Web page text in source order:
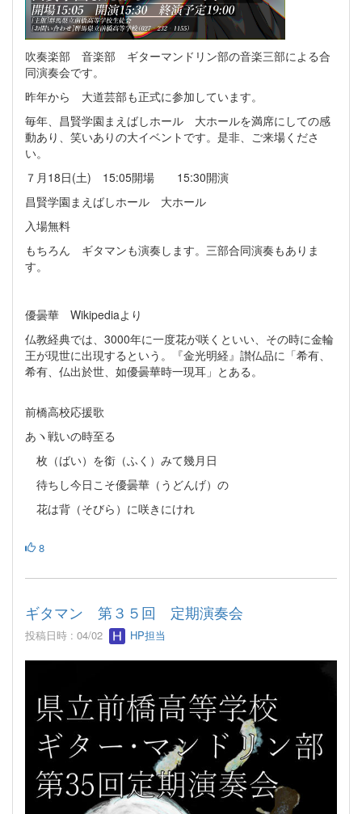
吹奏楽部 音楽部 ギターマンドリン部の音楽三部による合
同演奏会です。
昨年から 大道芸部も正式に参加しています。
毎年、昌賢学園まえばしホール 大ホールを満席にしての感
動あり、笑いありの大イベントです。是非、ご来場くださ
い。
７月18日(土) 15:05開場 15:30開演
昌賢学園 まえばしホール 大ホール
入場無料
もちろん ギタマンも演奏します。三部合同演奏もありま
す。
優曇華 Wikipediaより
仏教経典では、3000年に一度花が咲くといい、その時に金輪
王が現世に出現するという。『金光明経』讃仏品に「希有、
希有、仏出於世、如優曇華時一現耳」とある。
前橋高校応援歌
あヽ戦いの時至る
枚（ばい）を銜（ふく）みて幾月日
待ちし今日こそ優曇華（うどんげ）の
花は背（そびら）に咲きにけれ
8
ギタマン 第３５回 定期演奏会
投稿日時 : 04/02 HP担当